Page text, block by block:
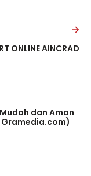
ONLINE AINCRAD
dan Aman